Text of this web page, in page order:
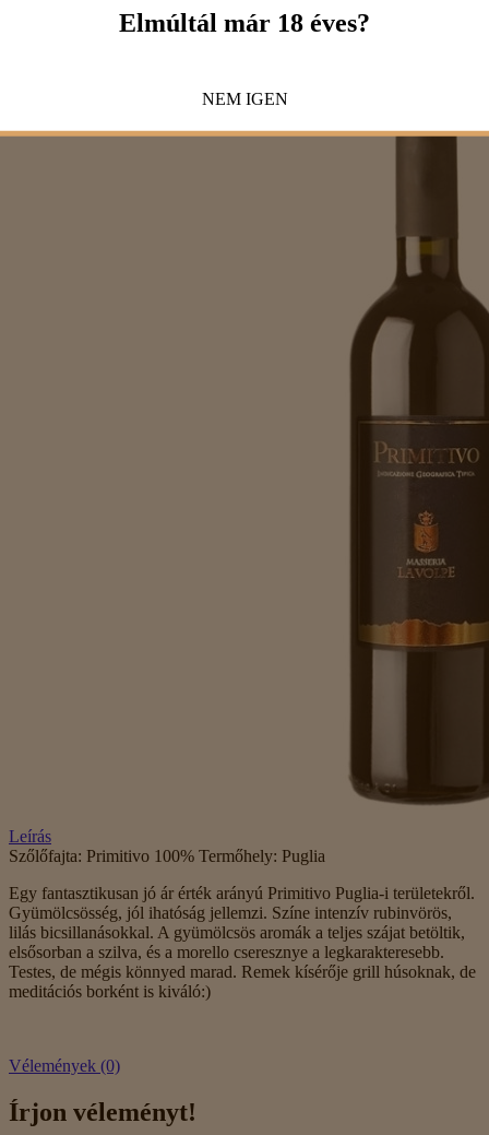
3 490 Ft
Leírás
Szőlőfajta: Primitivo 100% Termőhely: Puglia
Egy fantasztikusan jó ár érték arányú Primitivo Puglia-i területekről.
Gyümölcsösség, jól ihatóság jellemzi. Színe intenzív rubinvörös,
lilás bicsillanásokkal. A gyümölcsös aromák a teljes szájat betöltik,
elsősorban a szilva, és a morello cseresznye a legkarakteresebb.
Testes, de mégis könnyed marad. Remek kísérője grill húsoknak, de
meditációs borként is kiváló:)
Vélemények (0)
Írjon véleményt!
Elmúltál már 18 éves?
NEM IGEN